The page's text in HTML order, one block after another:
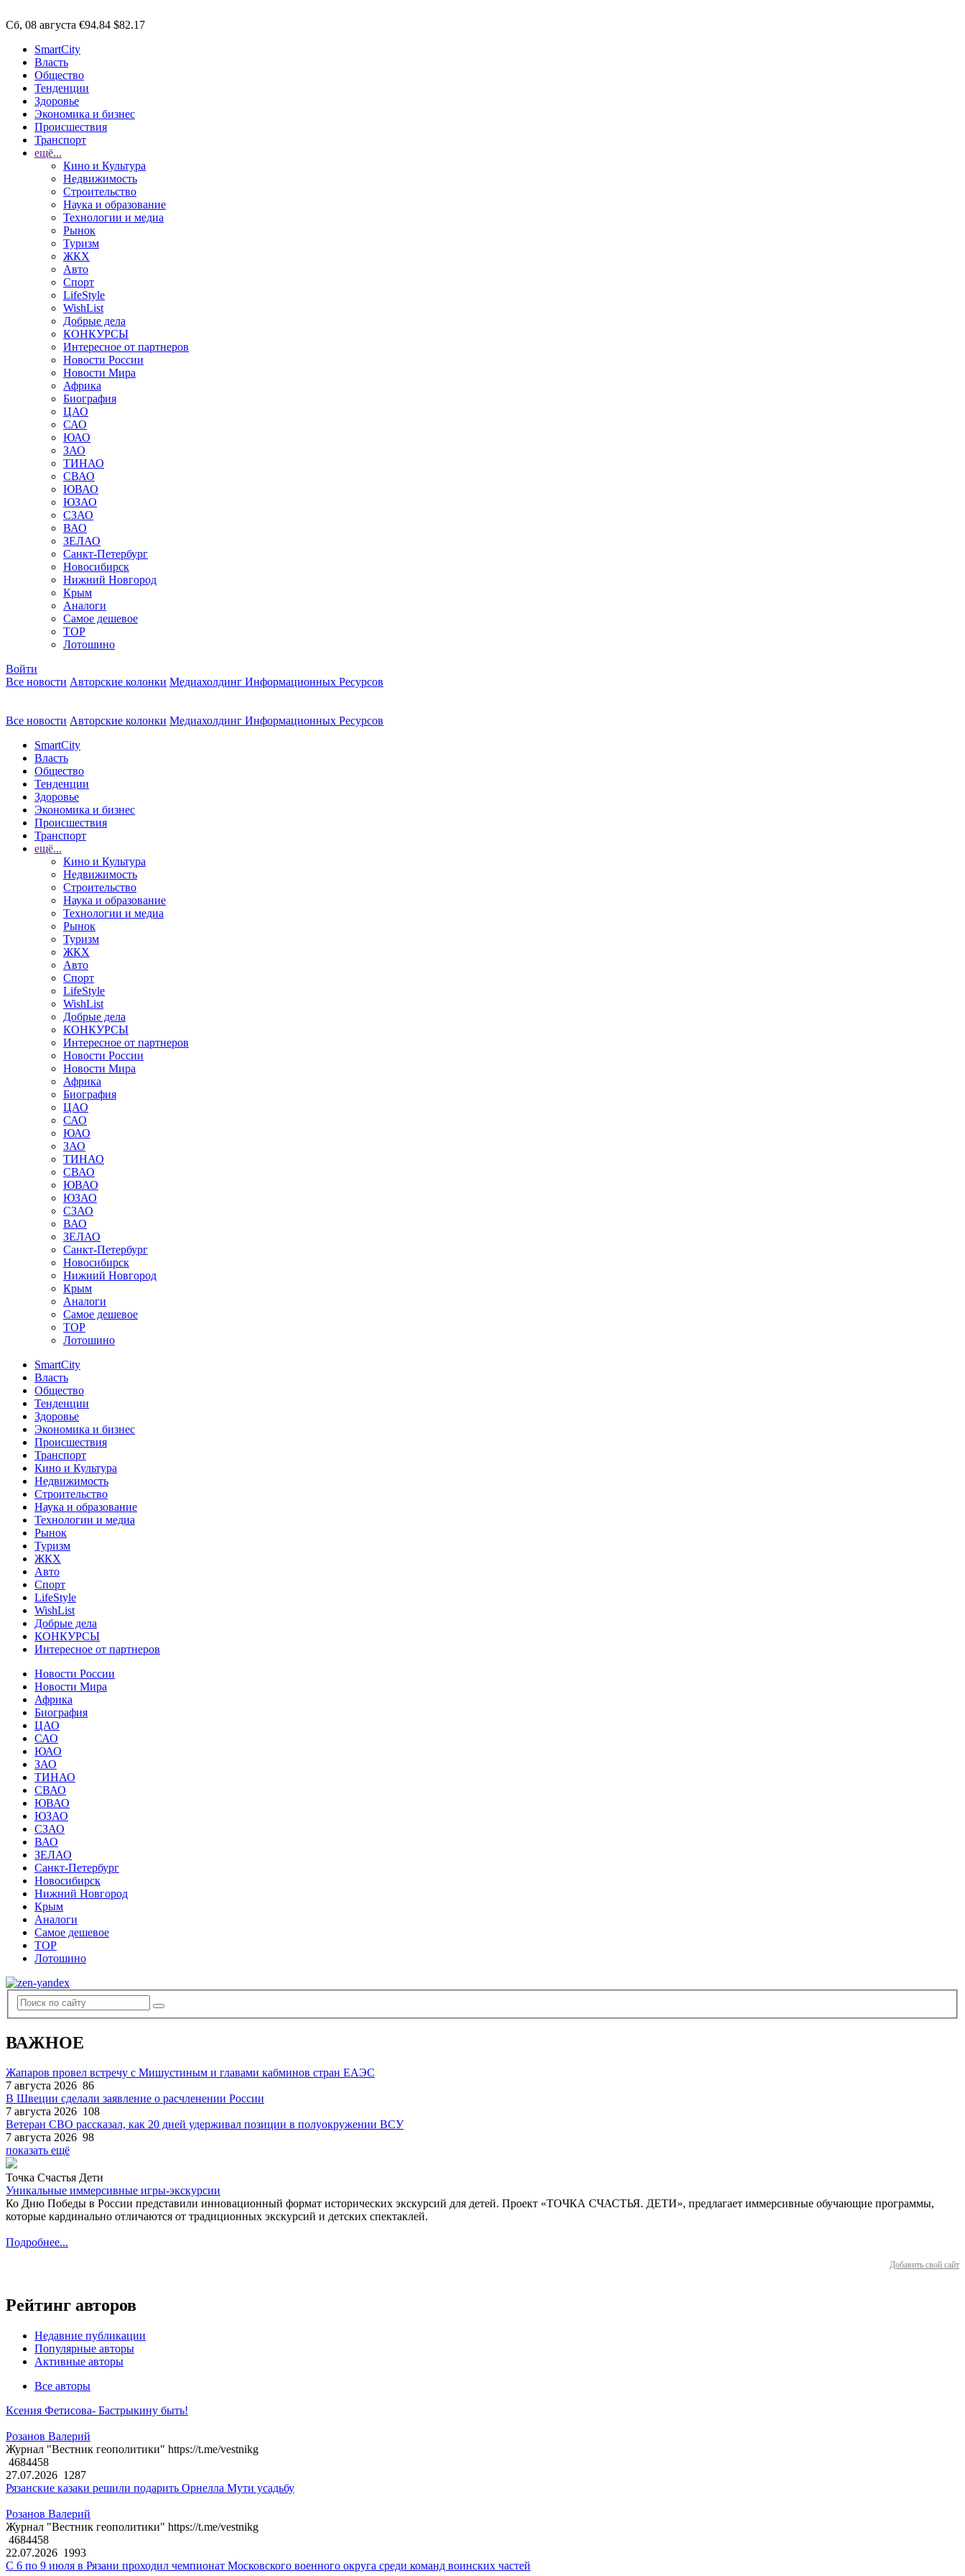
Сб, 08 августа €94.84 $82.17
SmartCity
Власть
Общество
Тенденции
Здоровье
Экономика и бизнес
Происшествия
Транспорт
ещё...
Кино и Культура
Недвижимость
Строительство
Наука и образование
Технологии и медиа
Рынок
Туризм
ЖКХ
Авто
Спорт
LifeStyle
WishList
Добрые дела
КОНКУРСЫ
Интересное от партнеров
Новости России
Новости Мира
Африка
Биография
ЦАО
САО
ЮАО
ЗАО
ТИНАО
СВАО
ЮВАО
ЮЗАО
СЗАО
ВАО
ЗЕЛАО
Санкт-Петербург
Новосибирск
Нижний Новгород
Крым
Аналоги
Самое дешевое
TOP
Лотошино
Войти
Все новости Авторские колонки Медиахолдинг Информационных Ресурсов
Все новости Авторские колонки Медиахолдинг Информационных Ресурсов
SmartCity
Власть
Общество
Тенденции
Здоровье
Экономика и бизнес
Происшествия
Транспорт
ещё...
Кино и Культура
Недвижимость
Строительство
Наука и образование
Технологии и медиа
Рынок
Туризм
ЖКХ
Авто
Спорт
LifeStyle
WishList
Добрые дела
КОНКУРСЫ
Интересное от партнеров
Новости России
Новости Мира
Африка
Биография
ЦАО
САО
ЮАО
ЗАО
ТИНАО
СВАО
ЮВАО
ЮЗАО
СЗАО
ВАО
ЗЕЛАО
Санкт-Петербург
Новосибирск
Нижний Новгород
Крым
Аналоги
Самое дешевое
TOP
Лотошино
SmartCity
Власть
Общество
Тенденции
Здоровье
Экономика и бизнес
Происшествия
Транспорт
Кино и Культура
Недвижимость
Строительство
Наука и образование
Технологии и медиа
Рынок
Туризм
ЖКХ
Авто
Спорт
LifeStyle
WishList
Добрые дела
КОНКУРСЫ
Интересное от партнеров
Новости России
Новости Мира
Африка
Биография
ЦАО
САО
ЮАО
ЗАО
ТИНАО
СВАО
ЮВАО
ЮЗАО
СЗАО
ВАО
ЗЕЛАО
Санкт-Петербург
Новосибирск
Нижний Новгород
Крым
Аналоги
Самое дешевое
TOP
Лотошино
ВАЖНОЕ
Жапаров провел встречу с Мишустиным и главами кабминов стран ЕАЭС
7 августа 2026 86
В Швеции сделали заявление о расчленении России
7 августа 2026 108
Ветеран СВО рассказал, как 20 дней удерживал позиции в полуокружении ВСУ
7 августа 2026 98
показать ещё
Точка Счастья Дети
Уникальные иммерсивные игры-экскурсии
Ко Дню Победы в России представили инновационный формат исторических экскурсий для детей. Проект «ТОЧКА СЧАСТЬЯ. ДЕТИ», предлагает иммерсивные обучающие программы,
которые кардинально отличаются от традиционных экскурсий и детских спектаклей.
Подробнее...
Добавить свой сайт
Рейтинг авторов
Недавние публикации
Популярные авторы
Активные авторы
Все авторы
Ксения Фетисова- Бастрыкину быть!
Розанов Валерий
Журнал "Вестник геополитики" https://t.me/vestnikg
4684458
27.07.2026 1287
Рязанские казаки решили подарить Орнелла Мути усадьбу
Розанов Валерий
Журнал "Вестник геополитики" https://t.me/vestnikg
4684458
22.07.2026 1993
С 6 по 9 июля в Рязани проходил чемпионат Московского военного округа среди команд воинских частей